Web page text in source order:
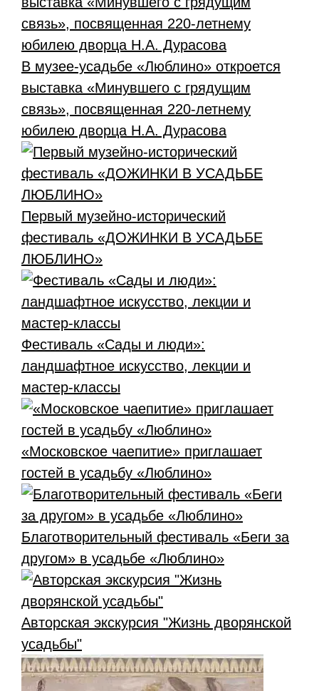
В музее-усадьбе «Люблино» откроется
выставка «Минувшего с грядущим
связь», посвященная 220-летнему
юбилею дворца Н.А. Дурасова
Первый музейно-исторический
фестиваль «ДОЖИНКИ В УСАДЬБЕ
ЛЮБЛИНО»
Фестиваль «Сады и люди»:
ландшафтное искусство, лекции и
мастер-классы
«Московское чаепитие» приглашает
гостей в усадьбу «Люблино»
Благотворительный фестиваль «Беги за
другом» в усадьбе «Люблино»
Авторская экскурсия "Жизнь дворянской
усадьбы"